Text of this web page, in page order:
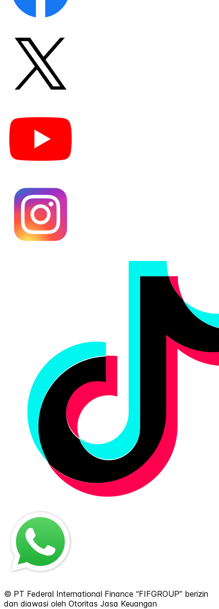
© PT Federal International Finance “FIFGROUP” berizin
dan diawasi oleh Otoritas Jasa Keuangan